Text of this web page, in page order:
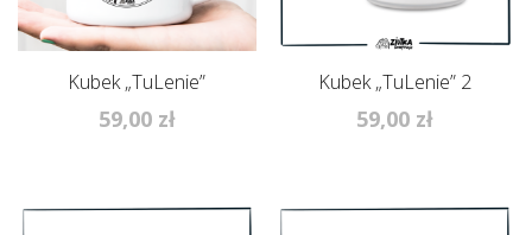
Kubek „TuLenie”
59,00 zł
Kubek „TuLenie” 2
59,00 zł